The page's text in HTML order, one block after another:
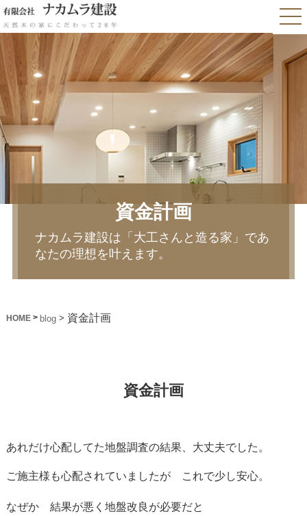
資金計画
ナカムラ建設は「大工さんと造る家」であ
なたの理想を叶えます。
HOME> blog> 資金計画
資金計画
あれだけ心配してた地盤調査の結果、大丈夫でした。
ご施主様も心配されていましたが これで少し安心。
なぜか 結果が悪く地盤改良が必要だと